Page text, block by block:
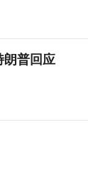
朗普回应